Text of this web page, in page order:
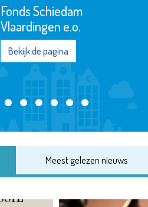
Fonds Schiedam
Vlaardingen e.o.
Bekijk de pagina
Meest gelezen nieuws